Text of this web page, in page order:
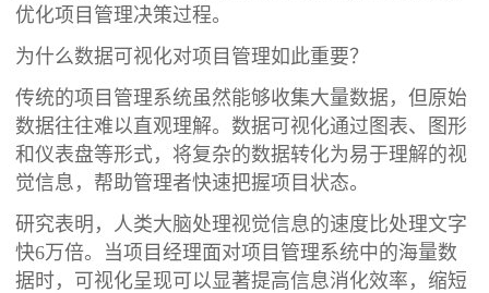
优化项目管理决策过程。
为什么数据可视化对项目管理如此重要？
传统的项目管理系统虽然能够收集大量数据，但原始
数据往往难以直观理解。数据可视化通过图表、图形
和仪表盘等形式，将复杂的数据转化为易于理解的视
觉信息，帮助管理者快速把握项目状态。
研究表明，人类大脑处理视觉信息的速度比处理文字
快6万倍。当项目经理面对项目管理系统中的海量数
据时，可视化呈现可以显著提高信息消化效率，缩短